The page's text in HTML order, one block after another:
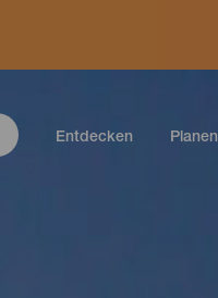
Entdecken Planen